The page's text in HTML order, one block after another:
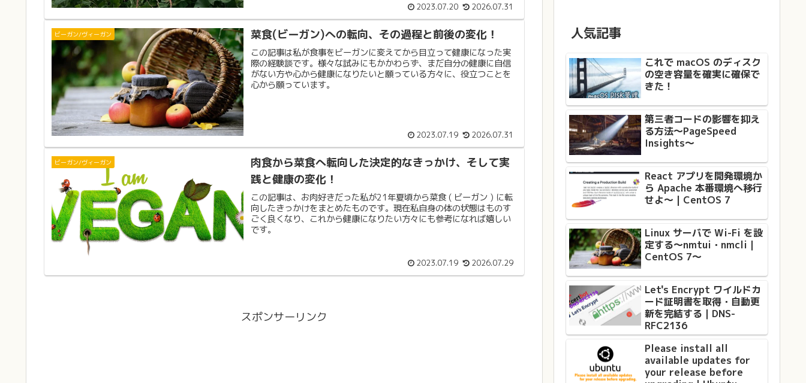
2023.07.20 2026.07.31
ビーガン/ヴィーガン 菜食(ビーガン)への転向、その過程と前後の変化！
この記事は私が食事をビーガンに変えてから目立って健康になった実
際の経験談です。様々な試みにもかかわらず、まだ自分の健康に自信
がない方や心から健康になりたいと願っている方々に、役立つことを
心から願っています。
2023.07.19 2026.07.31
ビーガン/ヴィーガン
肉食から菜食へ転向した決定的なきっかけ、そして実
践と健康の変化！
この記事は、お肉好きだった私が21年夏頃から菜食 ( ビーガン ) に転
向したきっかけをまとめたものです。現在私自身の体の状態はものす
ごく良くなり、これから健康になりたい方々にも参考になれば嬉しい
です。
2023.07.19 2026.07.29
スポンサーリンク
人気記事
これで macOS のディスク
の空き容量を確実に確保で
きた！
第三者コードの影響を抑え
る方法〜PageSpeed
Insights〜
React アプリを開発環境か
ら Apache 本番環境へ移行
せよ〜 | CentOS 7
Linux サーバで Wi-Fi を設
定する〜nmtui・nmcli｜
CentOS 7〜
Let's Encrypt ワイルドカ
ード証明書を取得・自動更
新を完結する｜DNS-
RFC2136
Please install all
available updates for
your release before